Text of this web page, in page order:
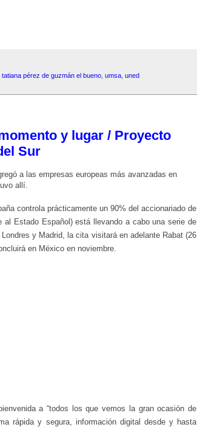
tatiana pérez de guzmán el bueno umsa uned
y lugar / Proyecto
Sur
a las empresas europeas más avanzadas en
allí.
controla prácticamente un 90% del accionariado de
Estado Español) está llevando a cabo una serie de
y Madrid, la cita visitará en adelante Rabat (26
en México en noviembre.
a “todos los que vemos la gran ocasión de
rápida y segura, información digital desde y hasta